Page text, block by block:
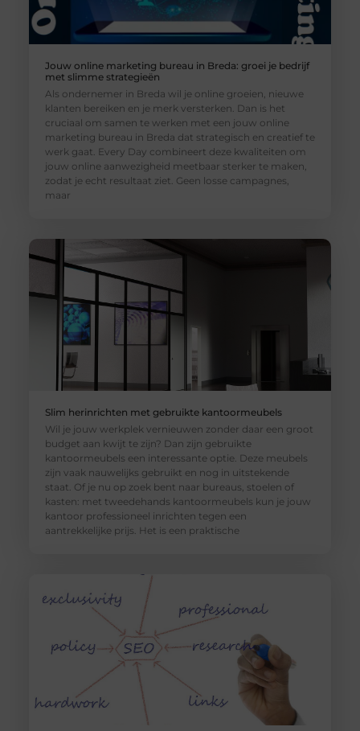
Jouw online marketing bureau in Breda: groei je bedrijf
met slimme strategieën
Als ondernemer in Breda wil je online groeien, nieuwe
klanten bereiken en je merk versterken. Dan is het
cruciaal om samen te werken met een jouw online
marketing bureau in Breda dat strategisch en creatief te
werk gaat. Every Day combineert deze kwaliteiten om
jouw online aanwezigheid meetbaar sterker te maken,
zodat je echt resultaat ziet. Geen losse campagnes,
maar
Slim herinrichten met gebruikte kantoormeubels
Wil je jouw werkplek vernieuwen zonder daar een groot
budget aan kwijt te zijn? Dan zijn gebruikte
kantoormeubels een interessante optie. Deze meubels
zijn vaak nauwelijks gebruikt en nog in uitstekende
staat. Of je nu op zoek bent naar bureaus, stoelen of
kasten: met tweedehands kantoormeubels kun je jouw
kantoor professioneel inrichten tegen een
aantrekkelijke prijs. Het is een praktische